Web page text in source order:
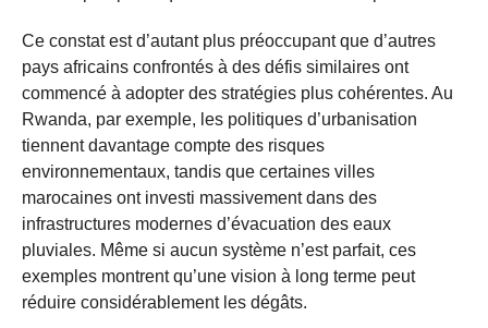
Ce constat est d’autant plus préoccupant que d’autres
pays africains confrontés à des défis similaires ont
commencé à adopter des stratégies plus cohérentes. Au
Rwanda, par exemple, les politiques d’urbanisation
tiennent davantage compte des risques
environnementaux, tandis que certaines villes
marocaines ont investi massivement dans des
infrastructures modernes d’évacuation des eaux
pluviales. Même si aucun système n’est parfait, ces
exemples montrent qu’une vision à long terme peut
réduire considérablement les dégâts.